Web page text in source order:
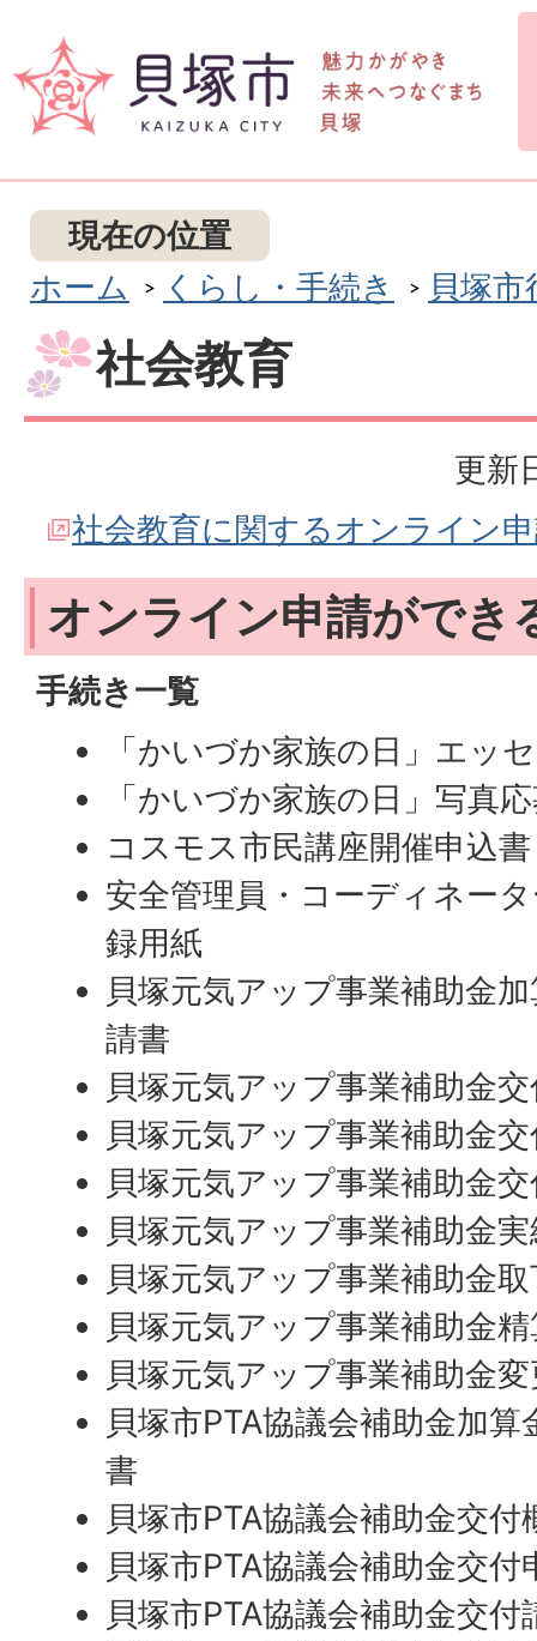
現在の位置
ホーム
くらし・手続き 貝塚
社会教育
更新
社会教育に関するオンライン
オンライン申請ができ
手続き一覧
「かいづか家族の日」エッ
「かいづか家族の日」写真
コスモス市民講座開催申込書
安全管理員・コーディネー
録用紙
貝塚元気アップ事業補助金
請書
貝塚元気アップ事業補助金
貝塚元気アップ事業補助金
貝塚元気アップ事業補助金
貝塚元気アップ事業補助金
貝塚元気アップ事業補助金
貝塚元気アップ事業補助金
貝塚元気アップ事業補助金
貝塚市PTA協議会補助金加
書
貝塚市PTA協議会補助金交付
貝塚市PTA協議会補助金交付
貝塚市PTA協議会補助金交付